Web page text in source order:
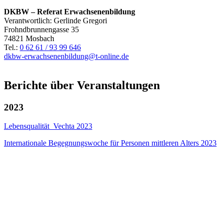
DKBW – Referat Erwachsenenbildung
Verantwortlich: Gerlinde Gregori
Frohndbrunnengasse 35
74821 Mosbach
Tel.: 0 62 61 / 93 99 646
dkbw-erwachsenenbildung@t-online.de
Berichte über Veranstaltungen
2023
Lebensqualität_Vechta 2023
Internationale Begegnungswoche für Personen mittleren Alters 2023